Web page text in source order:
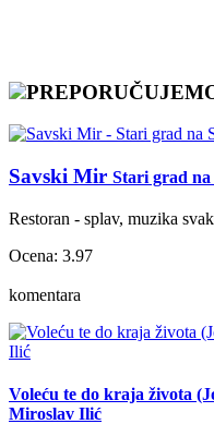
Savski Mir Stari grad na
Restoran - splav, muzika
Ocena: 3.97
komentara
Voleću te do kraja života
Miroslav Ilić